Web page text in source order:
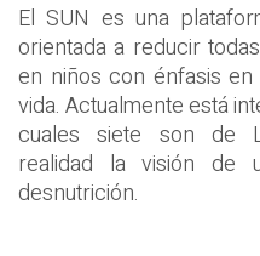
El SUN es una
orientada a reducir
en niños con énfasis
vida. Actualmente está
cuales siete son de
realidad la visión de
desnutrición.